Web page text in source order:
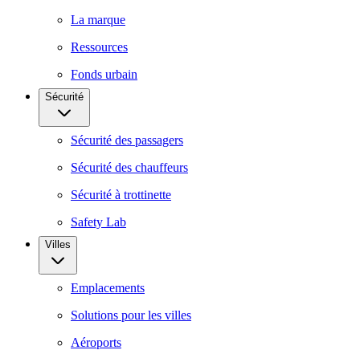
La marque
Ressources
Fonds urbain
Sécurité
Sécurité des passagers
Sécurité des chauffeurs
Sécurité à trottinette
Safety Lab
Villes
Emplacements
Solutions pour les villes
Aéroports